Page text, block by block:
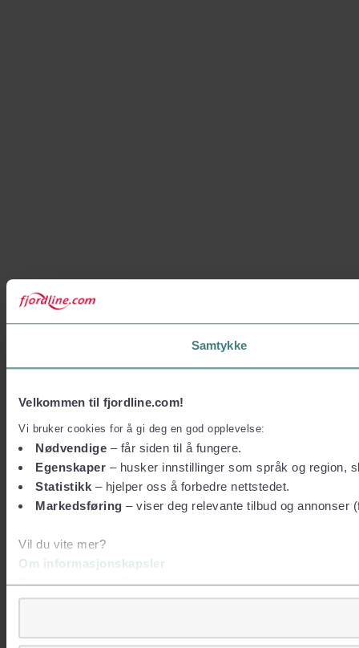
Samtykke
Velkommen til fjordline.com!
Vi bruker cookies for å gi deg en god opplevelse:
Nødvendige – får siden til å fungere.
Egenskaper – husker innstillinger som språk og region,
Statistikk – hjelper oss å forbedre nettstedet.
Markedsføring – viser deg relevante tilbud og annonser
Vil du vite mer?
Om informasjonskapsler
Googles retningslinjer for personvern
Vi lagrer aldri informasjon gjennom cookies som direkte